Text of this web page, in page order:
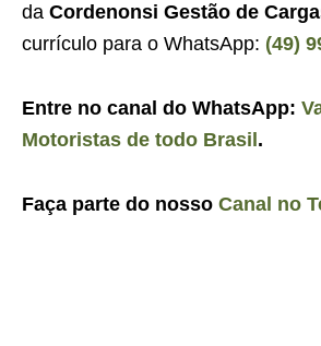
da Cordenonsi Gestão de
currículo para o WhatsApp: (49)
Entre no canal do WhatsApp:
Motoristas de todo Brasil .
Faça parte do nosso Canal no